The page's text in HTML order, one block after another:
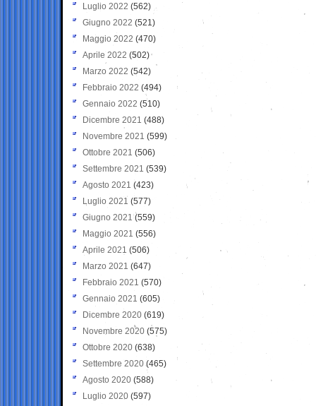
Luglio 2022 (562)
Giugno 2022 (521)
Maggio 2022 (470)
Aprile 2022 (502)
Marzo 2022 (542)
Febbraio 2022 (494)
Gennaio 2022 (510)
Dicembre 2021 (488)
Novembre 2021 (599)
Ottobre 2021 (506)
Settembre 2021 (539)
Agosto 2021 (423)
Luglio 2021 (577)
Giugno 2021(559)
Maggio 2021 (556)
Aprile 2021 (506)
Marzo 2021 (647)
Febbraio 2021 (570)
Gennaio 2021 (605)
Dicembre 2020 (619)
Novembre 2020 (575)
Ottobre 2020 (638)
Settembre 2020(465)
Agosto 2020 (588)
Luglio 2020 (597)